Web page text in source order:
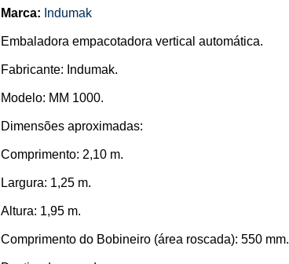
Marca: Indumak
Embaladora empacotadora vertical automática.
Fabricante: Indumak.
Modelo: MM 1000.
Dimensões aproximadas:
Comprimento: 2,10 m.
Largura: 1,25 m.
Altura: 1,95 m.
Comprimento do Bobineiro (área roscada): 550 mm.